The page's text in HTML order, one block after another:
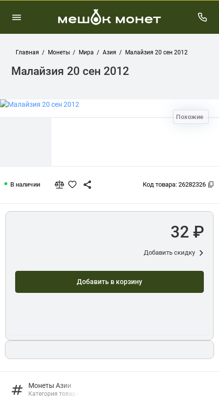
Главная Монеты Мира Азия Малайзия 20 сен 2012
Малайзия 20 сен 2012
Похожие
В наличии Код товара: 26282326
Монеты Азии
Категория товара
32 ₽
Добавить скидку
Добавить в корзину